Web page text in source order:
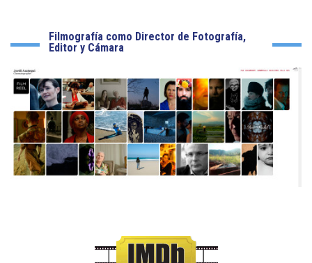
Filmografía como Director de Fotografía,
Editor y Cámara